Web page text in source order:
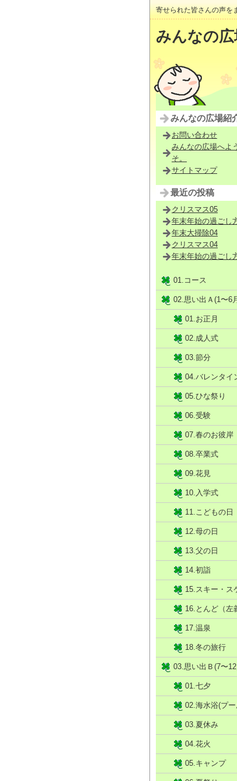
寄せられた皆さんの声を
みんなの広
みんなの広場紹
お問い合わせ
みんなの広場へよ
そ。
サイトマップ
最近の投稿
クリスマス05
年末年始の過ごし
年末大掃除04
クリスマス04
年末年始の過ごし
01.コース
02.思い出Ａ(1〜6
01.お正月
02.成人式
03.節分
04.バレンタイ
05.ひな祭り
06.受験
07.春のお彼岸
08.卒業式
09.花見
10.入学式
11.こどもの日
12.母の日
13.父の日
14.初詣
15.スキー・ス
16.とんど（左
17.温泉
18.冬の旅行
03.思い出Ｂ(7〜
01.七夕
02.海水浴(プ
03.夏休み
04.花火
05.キャンプ